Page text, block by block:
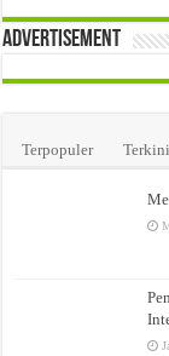
Advertisement
Terpopuler Terkini